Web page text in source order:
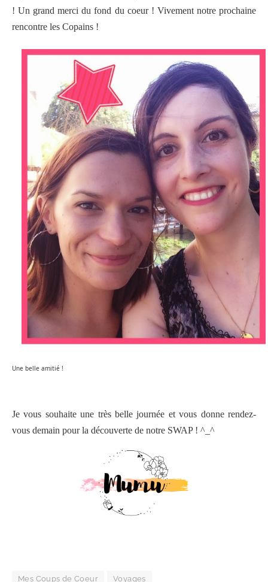
! Un grand merci du fond du coeur ! Vivement notre prochaine
rencontre les Copains !
Une belle amitié !
Je vous souhaite une très belle journée et vous donne rendez-
vous demain pour la découverte de notre SWAP ! ^_^
Mes Coups de Coeur Voyages